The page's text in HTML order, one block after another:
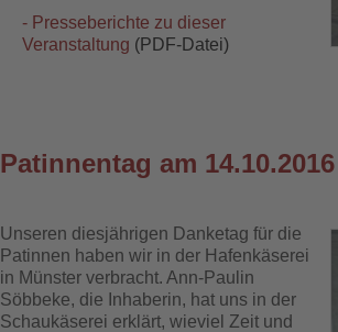
- Presseberichte zu dieser
Veranstaltung (PDF-Datei)
Patinnentag am 14.10.2016
Unseren diesjährigen Danketag für die
Patinnen haben wir in der Hafenkäserei
in Münster verbracht. Ann-Paulin
Söbbeke, die Inhaberin, hat uns in der
Schaukäserei erklärt, wieviel Zeit und